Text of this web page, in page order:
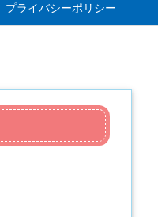
プライバシーポリシー